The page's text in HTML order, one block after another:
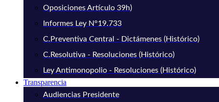
Oposiciones Artículo 39h)
Informes Ley N°19.733
C.Preventiva Central - Dictámenes (Histórico)
C.Resolutiva - Resoluciones (Histórico)
Ley Antimonopolio - Resoluciones (Histórico)
Transparencia
Audiencias Presidente